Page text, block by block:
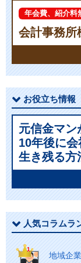
年会費、紹介料
会計事務所
お役立ち情報
元信金マン
10年後に会
生き残る方
人気コラムラ
地域企